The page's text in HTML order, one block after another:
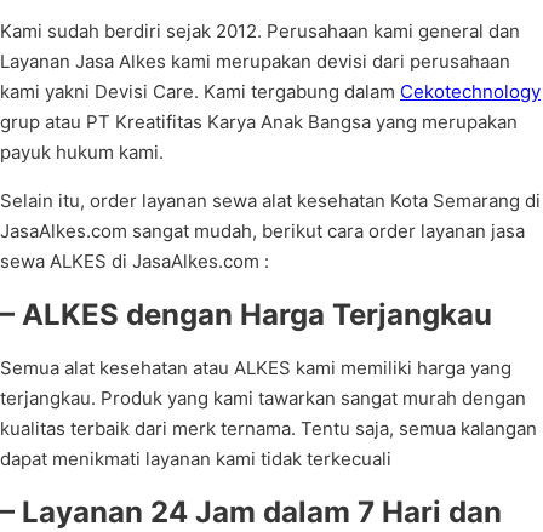
Kami sudah berdiri sejak 2012. Perusahaan kami general dan
Layanan Jasa Alkes kami merupakan devisi dari perusahaan
kami yakni Devisi Care. Kami tergabung dalam Cekotechnology
grup atau PT Kreatifitas Karya Anak Bangsa yang merupakan
payuk hukum kami.
Selain itu, order layanan sewa alat kesehatan Kota Semarang di
JasaAlkes.com sangat mudah, berikut cara order layanan jasa
sewa ALKES di JasaAlkes.com :
– ALKES dengan Harga Terjangkau
Semua alat kesehatan atau ALKES kami memiliki harga yang
terjangkau. Produk yang kami tawarkan sangat murah dengan
kualitas terbaik dari merk ternama. Tentu saja, semua kalangan
dapat menikmati layanan kami tidak terkecuali
– Layanan 24 Jam dalam 7 Hari dan